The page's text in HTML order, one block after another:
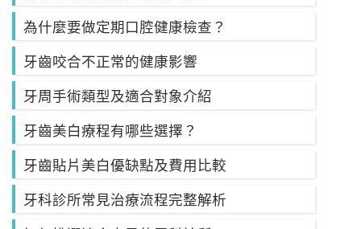
為什麼要做定期口腔健康檢查？
牙齒咬合不正常的健康影響
牙周手術類型及適合對象介紹
牙齒美白療程有哪些選擇？
牙齒貼片美白優缺點及費用比較
牙科診所常見治療流程完整解析